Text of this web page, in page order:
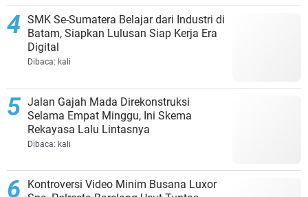
SMK Se-Sumatera Belajar dari Industri di
Batam, Siapkan Lulusan Siap Kerja Era
Digital
Dibaca: kali
Jalan Gajah Mada Direkonstruksi
Selama Empat Minggu, Ini Skema
Rekayasa Lalu Lintasnya
Dibaca: kali
Kontroversi Video Minim Busana Luxor